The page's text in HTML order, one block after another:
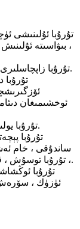
، بىۋاسىتە
2. تۇرۇبا زاپچاسلىرى تۇرۇبا يۆنىلىشىنى ئۆزگەرتىش: تىرناق ، تىرناق.
ئوخشىمىغان
4. تۇرۇبا يولىنىڭ تۇرۇبا زاپچاسلىرىنى كۆپەيتىش: ئۈچ ، تۆت.
ساندۇقى ، خام
، تۇرۇبا توسۇش ، قارىغۇ تەخسە ، پېچەتلەش بېشى ، كەپشەرلەش.
ئۈزۈك ، سۆرەش